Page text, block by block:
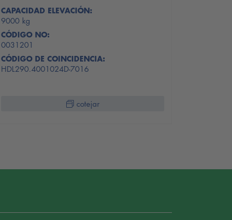
CAPACIDAD ELEVACIÓN:
9000 kg
CÓDIGO NO:
0031201
CÓDIGO DE COINCIDENCIA:
HDL290.4001024D-7016
cotejar